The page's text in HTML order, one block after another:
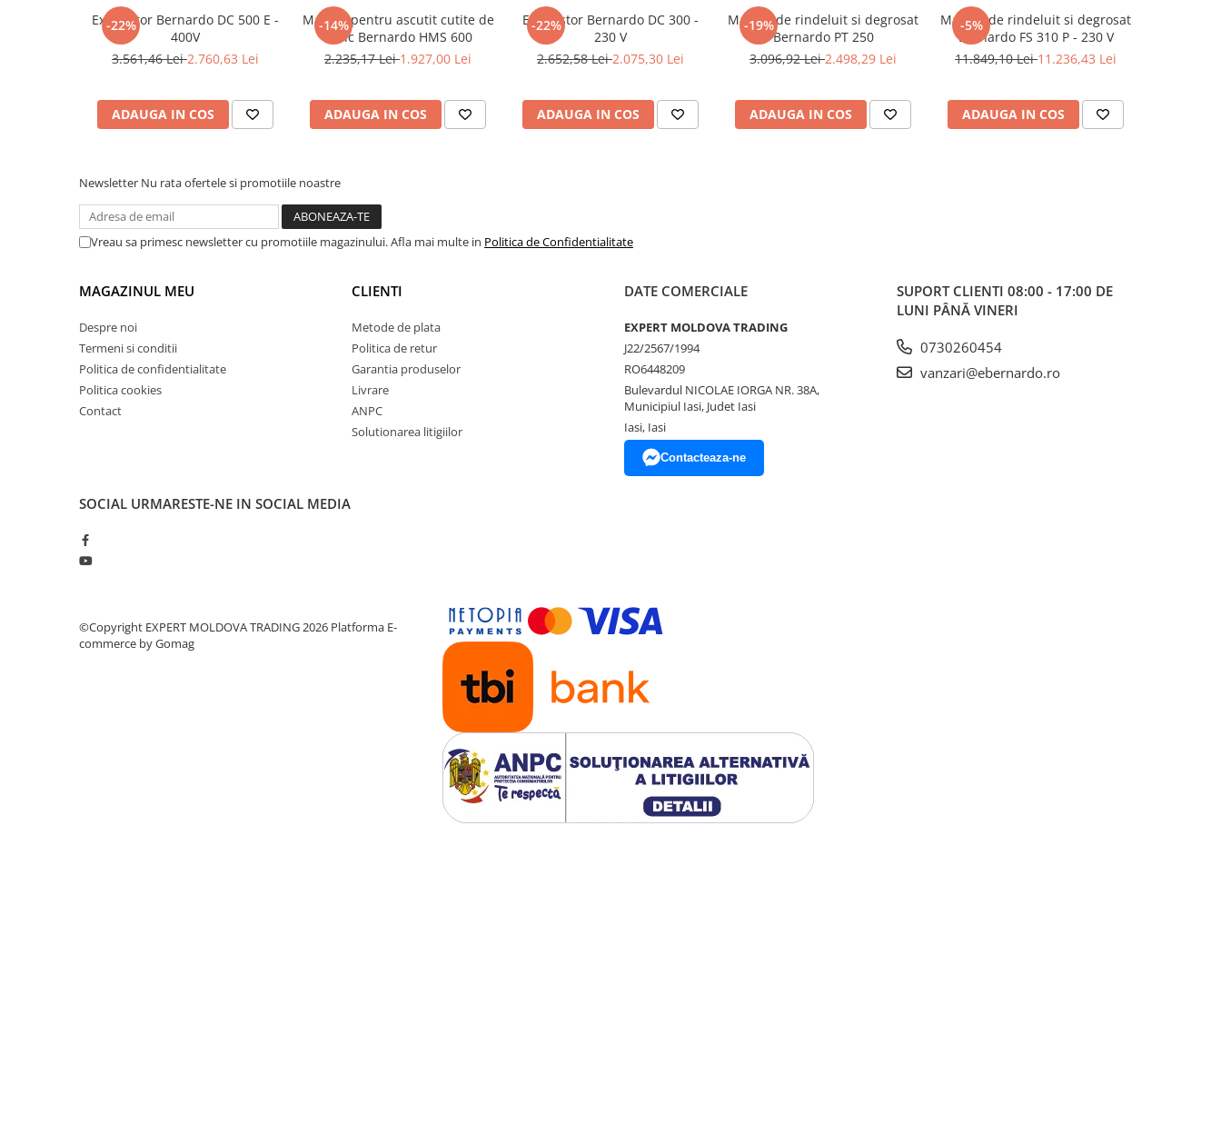
Standuri pentru strunguri
Instrumente de prindere
Dispozitive de prindere pentru
Elemente de prindere mecanică
Fălci pentru PHV / VHV
Mese rotative / mese inclinabile /
Papusa mobila / con de centrare
Instrumente de masurare
Bloc ecartament, masurare și
Dispozitiv de testare
Indicatoare înălțime
Placi de granit de suprafață
Instrumente de decupare
-22%
Exhaustor Bernardo DC 500 E -
400V
3.561,46 Lei2.760,63 Lei
ADAUGA IN COS
-14%
Masina pentru ascutit cutite de
abric Bernardo HMS 600
2.235,17 Lei1.927,00 Lei
ADAUGA IN COS
-22%
Exhaustor Bernardo DC 300 -
230 V
2.652,58 Lei2.075,30 Lei
ADAUGA IN COS
-19%
Masina de rindeluit si degrosat
Bernardo PT 250
3.096,92 Lei2.498,29 Lei
ADAUGA IN COS
-5%
Masina de rindeluit si degrosat
Bernardo FS 310 P - 230 V
11.849,10 Lei11.236,43 Lei
ADAUGA IN COS
Newsletter Nu rata ofertele si promotiile noastre
Vreau sa primesc newsletter cu promotiile magazinului. Afla mai multe in Politica de Confidentialitate
MAGAZINUL MEU
Despre noi
Termeni si conditii
Politica de confidentialitate
Politica cookies
Contact
CLIENTI
Metode de plata
Politica de retur
Garantia produselor
Livrare
ANPC
Solutionarea litigiilor
DATE COMERCIALE
EXPERT MOLDOVA TRADING
J22/2567/1994
RO6448209
Bulevardul NICOLAE IORGA NR. 38A,
Municipiul Iasi, Judet Iasi
Iasi, Iasi
Contacteaza-ne
SUPORT CLIENTI 08:00 - 17:00 DE
LUNI PÂNĂ VINERI
0730260454
vanzari@ebernardo.ro
SOCIAL URMARESTE-NE IN SOCIAL MEDIA
©Copyright EXPERT MOLDOVA TRADING 2026 Platforma E-
commerce by Gomag